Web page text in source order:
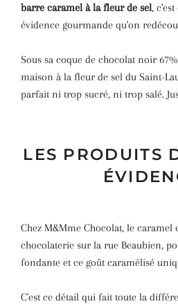
barre caramel à la fleur de sel,
évidence gourmande qu'on
Sous sa coque de chocolat noir
maison à la fleur de sel du Saint-
parfait ni trop sucré, ni trop salé.
LES PRODUITS
Chez M&Mme Chocolat, le caramel
chocolaterie sur la rue Beaubien,
fondante et ce goût caramélisé
C'est ce détail qui fait toute la